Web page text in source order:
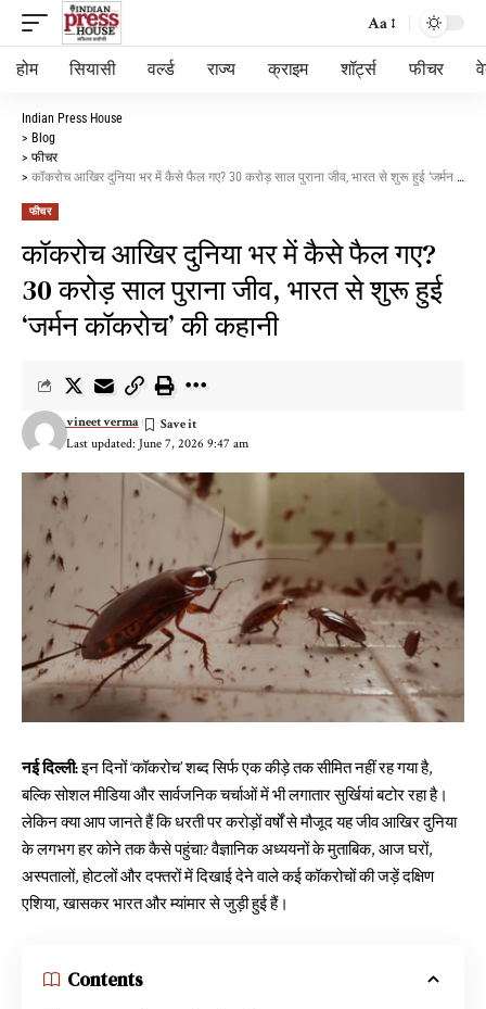
Aa
होम सियासी वर्ल्ड राज्य क्राइम शॉर्ट्स फीचर
Indian Press House
> Blog
> फीचर
> कॉकरोच आखिर दुनिया भर में कैसे फैल गए? 30 करोड़ साल पुराना जीव, भारत से शुरू हुई ‘जर्मन कॉकरोच’ की कहानी
फीचर
कॉकरोच आखिर दुनिया भर में कैसे फैल गए?
30 करोड़ साल पुराना जीव, भारत से शुरू हुई
‘जर्मन कॉकरोच’ की कहानी
Last updated: June 7, 2026 9:47 am
vineet verma
नई दिल्ली:इन दिनों ‘कॉकरोच’ शब्द सिर्फ एक कीड़े तक सीमित नहीं रह गया है,
बल्कि सोशल मीडिया और सार्वजनिक चर्चाओं में भी लगातार सुर्खियां बटोर रहा है।
लेकिन क्या आप जानते हैं कि धरती पर करोड़ों वर्षों से मौजूद यह जीव आखिर दुनिया
के लगभग हर कोने तक कैसे पहुंचा? वैज्ञानिक अध्ययनों के मुताबिक, आज घरों,
अस्पतालों, होटलों और दफ्तरों में दिखाई देने वाले कई कॉकरोचों की जड़ें दक्षिण
एशिया, खासकर भारत और म्यांमार से जुड़ी हुई हैं।
Contents